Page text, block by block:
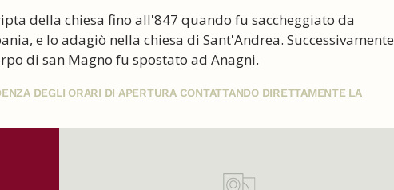
della chiesa fino all'847 quando fu saccheggiato da
e lo adagiò nella chiesa di Sant'Andrea. Successivamente
di san Magno fu spostato ad Anagni.
DEGLI ORARI DI APERTURA CONTATTANDO DIRETTAMENTE LA